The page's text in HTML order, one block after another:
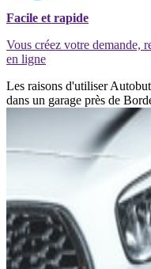
Facile et rapide
Vous créez votre demande,
en ligne
Les raisons d'utiliser
dans un garage près de